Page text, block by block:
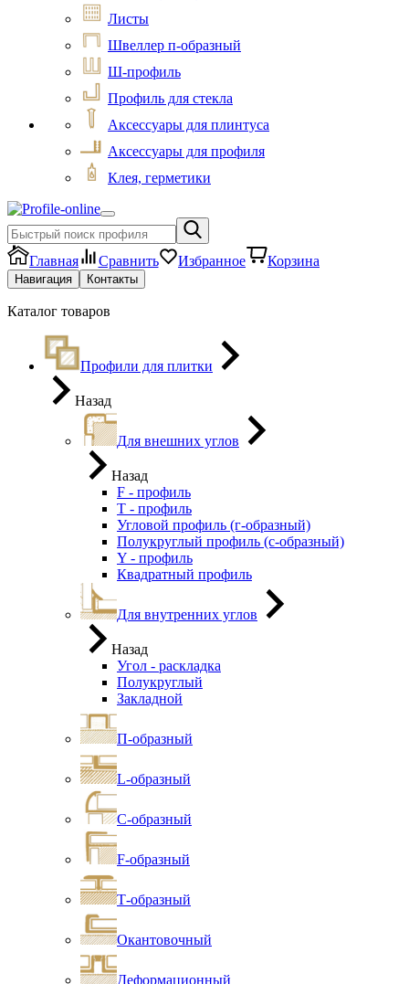
Листы
Швеллер п-образный
Ш-профиль
Профиль для стекла
Аксессуары для плинтуса
Аксессуары для профиля
Клея, герметики
Главная Сравнить Избранное Корзина
Навигация Контакты
Каталог товаров
Профили для плитки
Назад
Для внешних углов
Назад
F - профиль
Т - профиль
Угловой профиль (г-образный)
Полукруглый профиль (с-образный)
Y - профиль
Квадратный профиль
Для внутренних углов
Назад
Угол - раскладка
Полукруглый
Закладной
П-образный
L-образный
С-образный
F-образный
Т-образный
Окантовочный
Деформационный